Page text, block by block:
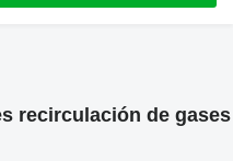
recirculación de gases